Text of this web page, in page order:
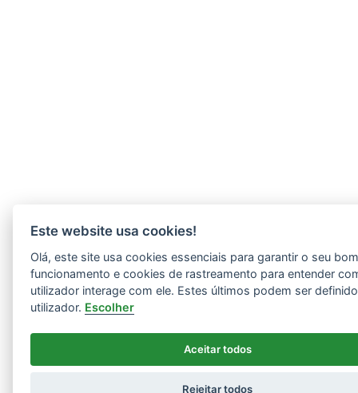
Este website usa cookies!
Olá, este site usa cookies essenciais para garantir o seu
funcionamento e cookies de rastreamento para entender
utilizador interage com ele. Estes últimos podem ser
utilizador. Escolher
Aceitar todos
Rejeitar todos